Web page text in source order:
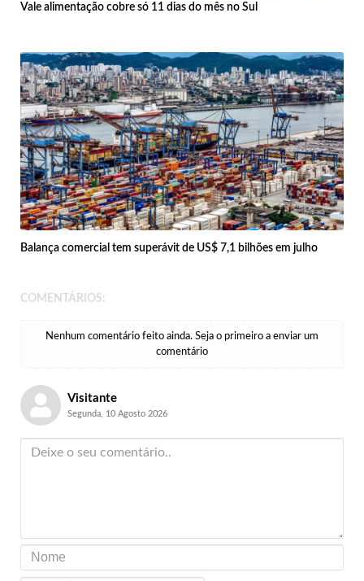
Vale alimentação cobre só 11 dias do mês no Sul
Balança comercial tem superávit de US$ 7,1 bilhões em julho
COMENTÁRIOS:
Nenhum comentário feito ainda. Seja o primeiro a enviar um
comentário
Visitante
Segunda, 10 Agosto 2026